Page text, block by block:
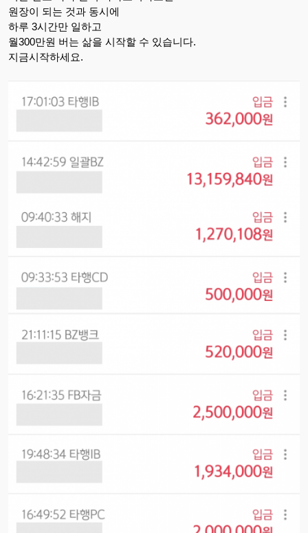
원장이 되는 것과 동시에
하루 3시간만 일하고
월300만원 버는 삶을 시작할 수 있습니다.
지금시작하세요.